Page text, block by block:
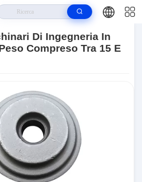
Acciaio Con Peso Compreso Tra 15 E 100 Kg
Di Ingegneria In
Compreso Tra 15 E